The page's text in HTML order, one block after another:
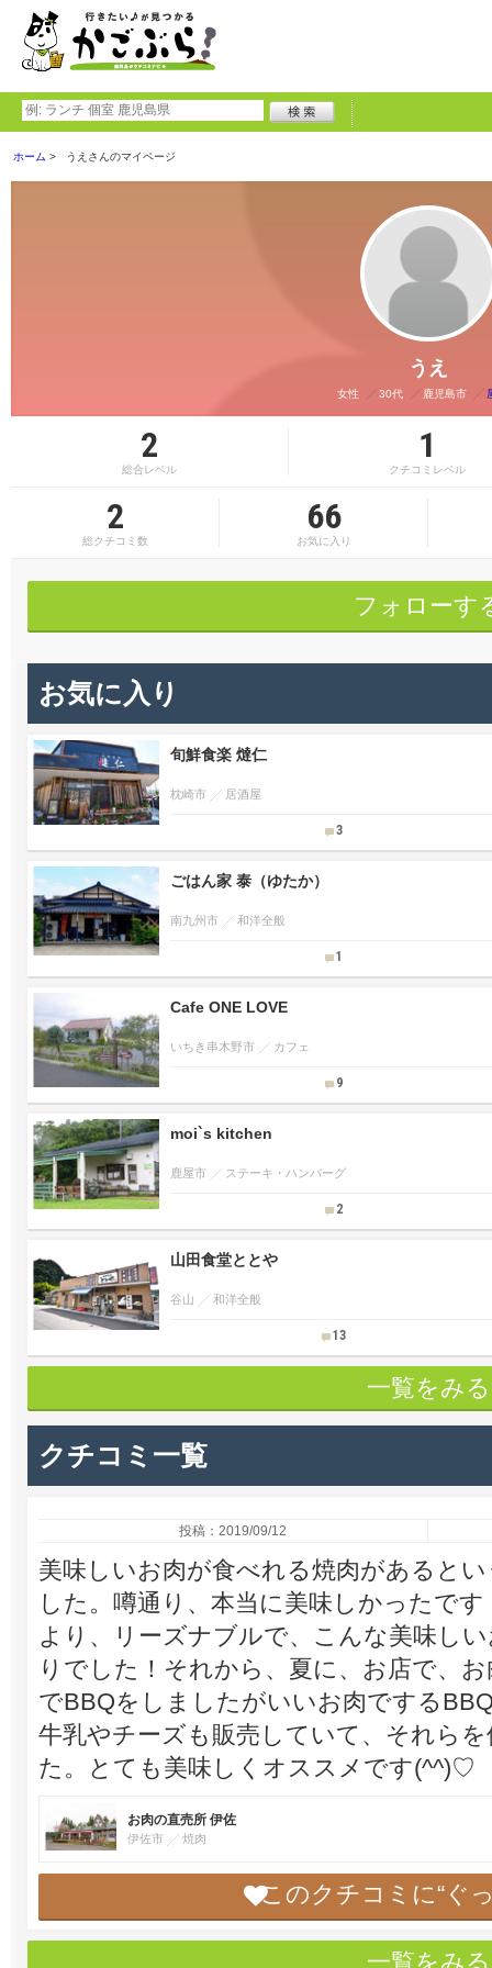
ホーム うえさんのマイページ
うえ
女性 30代 鹿児島市
2
総合レベル
1
クチコミレベル
2
総クチコミ数
66
お気に入り
フォローす
お気に入り
旬鮮食楽 燵仁
枕崎市 居酒屋
3
ごはん家 泰（ゆたか）
南九州市 和洋全般
1
Cafe ONE LOVE
いちき串木野市 カフェ
9
moi`s kitchen
鹿屋市 ステーキ・ハンバーグ
2
山田食堂ととや
谷山 和洋全般
13
一覧をみる
クチコミ一覧
投稿：2019/09/12
美味しいお肉が食べれる焼肉があると
した。噂通り、本当に美味しかったで
より、リーズナブルで、こんな美味し
りでした！それから、夏に、お店で、
でBBQをしましたがいいお肉でする
牛乳やチーズも販売していて、それら
た。とても美味しくオススメです(^^)♡
お肉の直売所 伊佐
伊佐市 焼肉
このクチコミに“ぐ
一覧をみる